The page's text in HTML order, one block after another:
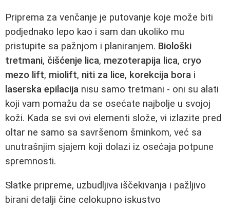
Priprema za venčanje je putovanje koje može biti
podjednako lepo kao i sam dan ukoliko mu
pristupite sa pažnjom i planiranjem. Biološki
tretmani, čišćenje lica, mezoterapija lica, cryo
mezo lift, miolift, niti za lice, korekcija bora i
laserska epilacija nisu samo tretmani - oni su alati
koji vam pomažu da se osećate najbolje u svojoj
koži. Kada se svi ovi elementi slože, vi izlazite pred
oltar ne samo sa savršenom šminkom, već sa
unutrašnjim sjajem koji dolazi iz osećaja potpune
spremnosti.
Slatke pripreme, uzbudljiva iščekivanja i pažljivo
birani detalji čine celokupno iskustvo